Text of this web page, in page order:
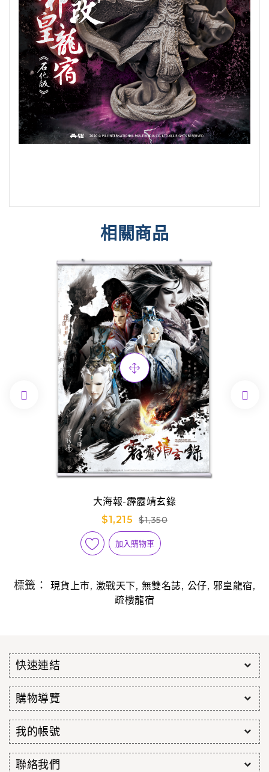
相關商品
大海報-霹靂靖玄錄
$1,215
$1,350
加入購物車
 
標籤： 現貨上市, 激戰天下, 無雙名誌, 公仔, 邪皇龍宿,
疏樓龍宿
快速連結
購物導覽
我的帳號
聯絡我們